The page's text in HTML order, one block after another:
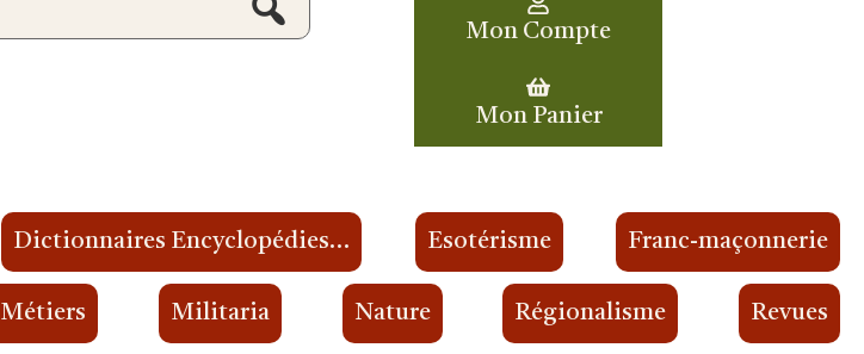
Mon Compte
Mon Panier
Dictionnaires Encyclopédies… Esotérisme Franc-maçonnerie
Métiers Militaria Nature Régionalisme Revues